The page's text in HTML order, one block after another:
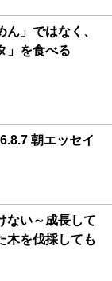
」ではなく、
」を食べる
朝エッセイ
ない～成長して
木を伐採しても